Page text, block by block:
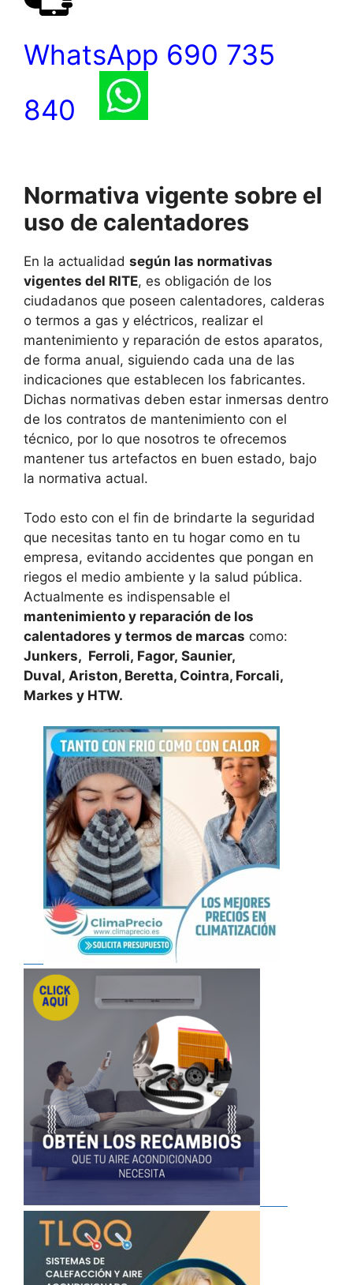
WhatsApp 690 735
840
Normativa vigente sobre el
uso de calentadores
En la actualidad según las normativas
vigentes del RITE, es obligación de los
ciudadanos que poseen calentadores, calderas
o termos a gas y eléctricos, realizar el
mantenimiento y reparación de estos aparatos,
de forma anual, siguiendo cada una de las
indicaciones que establecen los fabricantes.
Dichas normativas deben estar inmersas dentro
de los contratos de mantenimiento con el
técnico, por lo que nosotros te ofrecemos
mantener tus artefactos en buen estado, bajo
la normativa actual.
Todo esto con el fin de brindarte la seguridad
que necesitas tanto en tu hogar como en tu
empresa, evitando accidentes que pongan en
riegos el medio ambiente y la salud pública.
Actualmente es indispensable el
mantenimiento y reparación de los
calentadores y termos de marcas como:
Junkers, Ferroli, Fagor, Saunier,
Duval, Ariston, Beretta, Cointra, Forcali,
Markes y HTW.